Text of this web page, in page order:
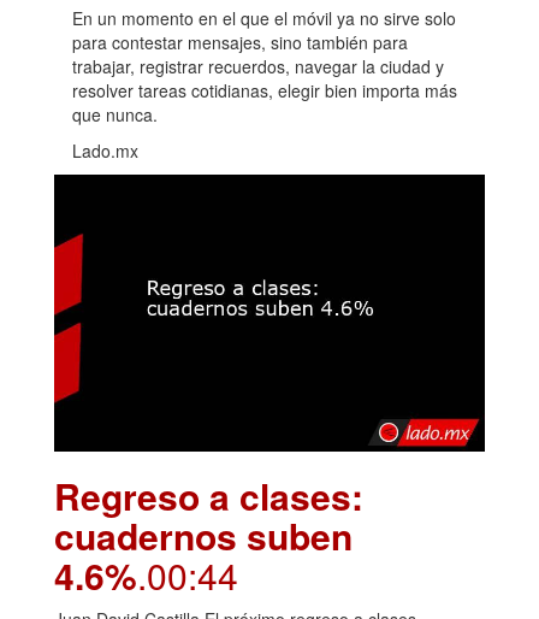
En un momento en el que el móvil ya no sirve solo
para contestar mensajes, sino también para
trabajar, registrar recuerdos, navegar la ciudad y
resolver tareas cotidianas, elegir bien importa más
que nunca.
Lado.mx
Regreso a clases:
cuadernos suben
4.6%.00:44